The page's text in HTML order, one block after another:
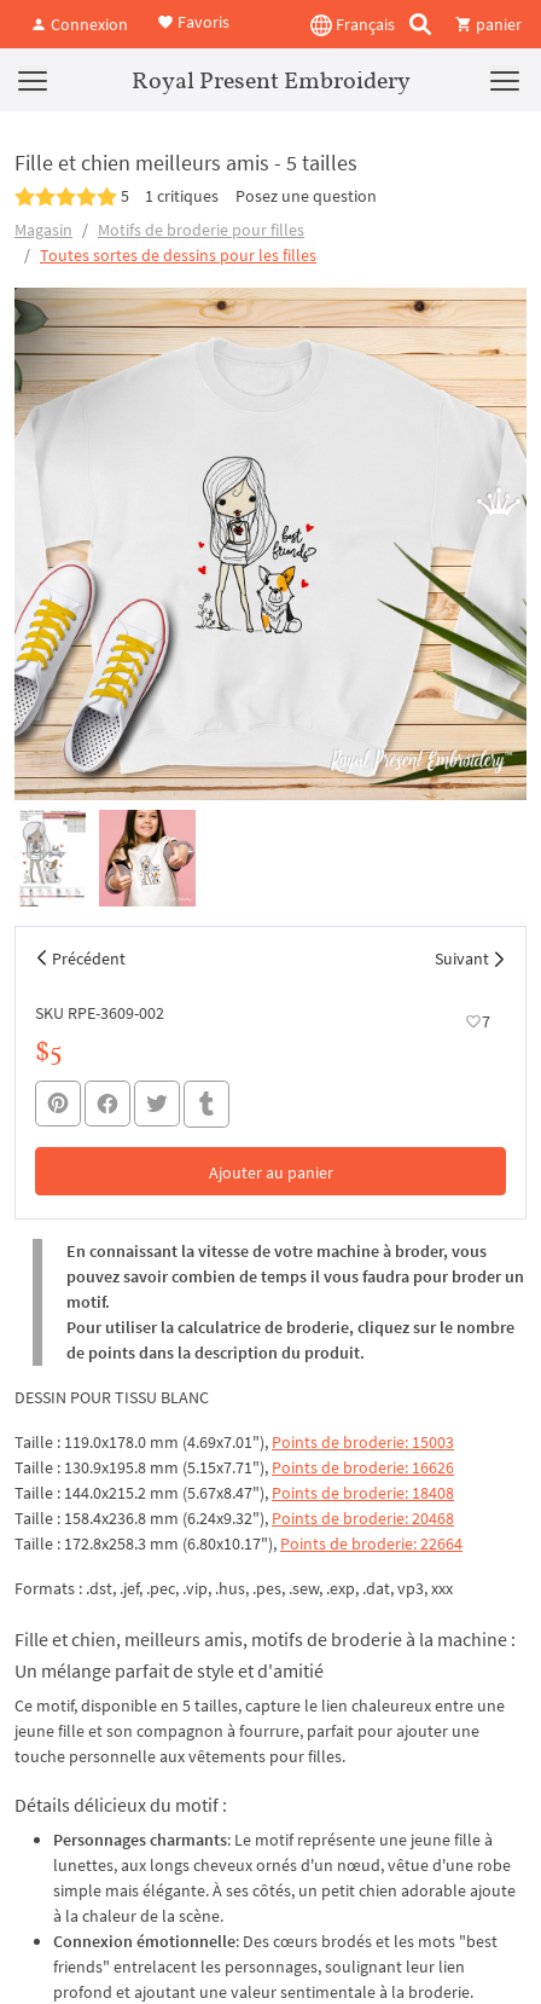
Connexion Favoris Français panier
Royal Present Embroidery
Fille et chien meilleurs amis - 5 tailles
5 1 critiques
Posez une question
Magasin
Motifs de broderie pour filles
Toutes sortes de dessins pour les filles
Précédent Suivant
SKU RPE-3609-002 7
$5
Ajouter au panier
Dans le panier
En connaissant la vitesse de votre machine à broder, vous
pouvez savoir combien de temps il vous faudra pour broder un
motif.
Pour utiliser la calculatrice de broderie, cliquez sur le nombre
de points dans la description du produit.
DESSIN POUR TISSU BLANC
Taille : 119.0x178.0 mm (4.69x7.01"), Points de broderie: 15003
Taille : 130.9x195.8 mm (5.15x7.71"), Points de broderie: 16626
Taille : 144.0x215.2 mm (5.67x8.47"), Points de broderie: 18408
Taille : 158.4x236.8 mm (6.24x9.32"), Points de broderie: 20468
Taille : 172.8x258.3 mm (6.80x10.17"), Points de broderie: 22664
Formats : .dst, .jef, .pec, .vip, .hus, .pes, .sew, .exp, .dat, vp3, xxx
Fille et chien, meilleurs amis, motifs de broderie à la machine :
Un mélange parfait de style et d'amitié
Ce motif, disponible en 5 tailles, capture le lien chaleureux entre une
jeune fille et son compagnon à fourrure, parfait pour ajouter une
touche personnelle aux vêtements pour filles.
Détails délicieux du motif :
Personnages charmants: Le motif représente une jeune fille à
lunettes, aux longs cheveux ornés d'un nœud, vêtue d'une robe
simple mais élégante. À ses côtés, un petit chien adorable ajoute
à la chaleur de la scène.
Connexion émotionnelle: Des cœurs brodés et les mots "best
friends" entrelacent les personnages, soulignant leur lien
profond et ajoutant une valeur sentimentale à la broderie.